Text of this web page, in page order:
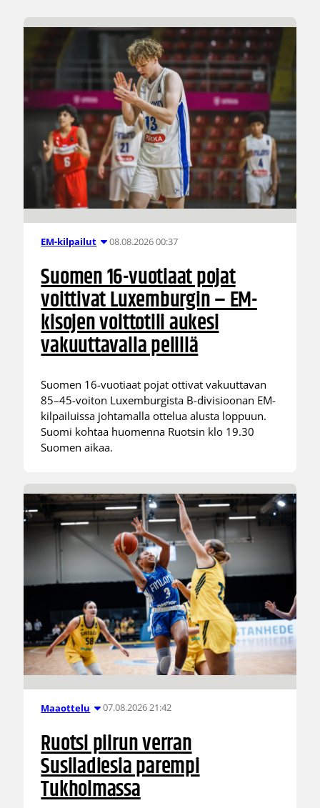
EM-kilpailut 08.08.2026 00:37
Suomen 16-vuotiaat pojat
voittivat Luxemburgin – EM-
kisojen voittotili aukesi
vakuuttavalla pelillä
Suomen 16-vuotiaat pojat ottivat vakuuttavan
85–45-voiton Luxemburgista B-divisioonan EM-
kilpailuissa johtamalla ottelua alusta loppuun.
Suomi kohtaa huomenna Ruotsin klo 19.30
Suomen aikaa.
Maaottelu 07.08.2026 21:42
Ruotsi piirun verran
Susiladiesia parempi
Tukholmassa